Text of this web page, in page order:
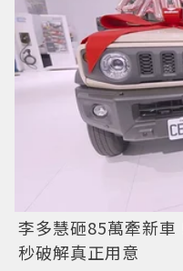
李多慧砸85萬牽新
秒破解真正用意